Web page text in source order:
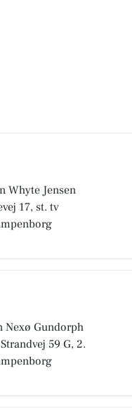
Whyte Jensen
17, st. tv
Nexø Gundorph
59 G, 2.